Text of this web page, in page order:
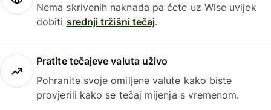
Nema skrivenih naknada pa ćete uz Wise uvijek
dobiti srednji tržišni tečaj.
Pratite tečajeve valuta uživo
Pohranite svoje omiljene valute kako biste
provjerili kako se tečaj mijenja s vremenom.